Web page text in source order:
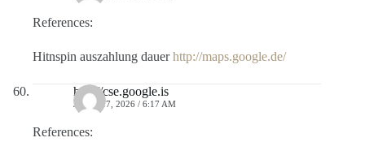
References:
Hitnspin auszahlung dauerhttp://maps.google.de/
http://cse.google.is
JULIO 17, 2026 / 6:17 AM
References: